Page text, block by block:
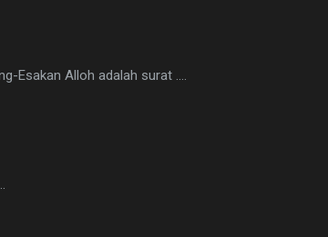
Esakan Alloh adalah surat ....